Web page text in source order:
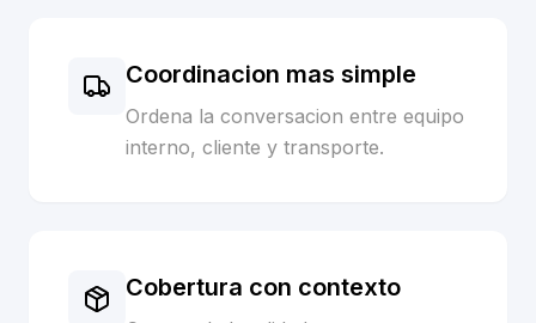
Coordinacion mas simple
Ordena la conversacion entre equipo
interno, cliente y transporte.
Cobertura con contexto